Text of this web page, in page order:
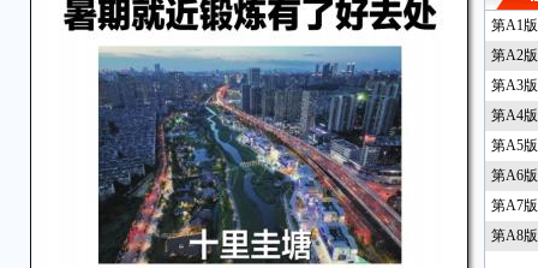
第A1
第A2
第A3
第A4
第A5
第A6
第A7
第A8